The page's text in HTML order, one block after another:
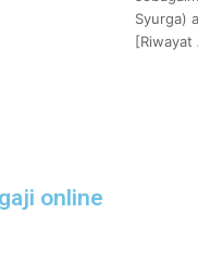
Syurga)
[Riwayat
online